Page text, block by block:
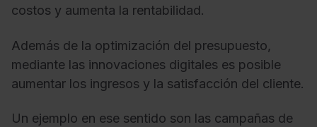
costos y aumenta la rentabilidad.
Además de la optimización del presupuesto,
mediante las innovaciones digitales es posible
aumentar los ingresos y la satisfacción del cliente.
Un ejemplo en ese sentido son las campañas de